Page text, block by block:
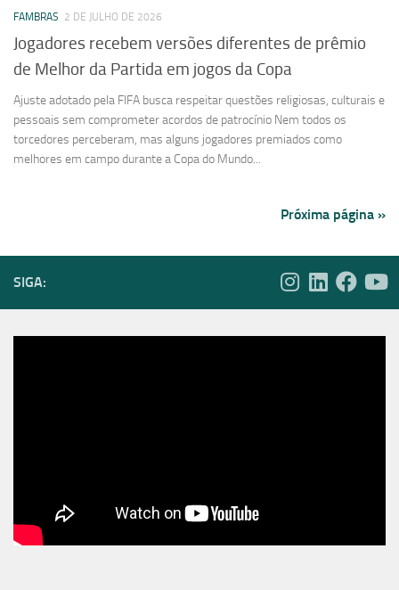
FAMBRAS 2 DE JULHO DE 2026
Jogadores recebem versões diferentes de prêmio
de Melhor da Partida em jogos da Copa
Ajuste adotado pela FIFA busca respeitar questões religiosas, culturais e
pessoais sem comprometer acordos de patrocínio Nem todos os
torcedores perceberam, mas alguns jogadores premiados como
melhores em campo durante a Copa do Mundo...
Próxima página »
SIGA: